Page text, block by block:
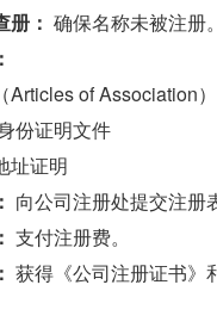
册： 确保名称未被注册
Articles of Association）
份证明文件
址证明
向公司注册处提交注册
支付注册费。
获得《公司注册证书》